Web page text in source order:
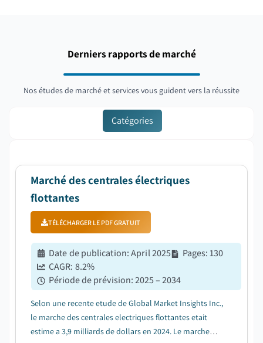
Derniers rapports de marché
Nos études de marché et services vous guident vers la réussite
Catégories
Marché des centrales électriques
flottantes
TÉLÉCHARGER LE PDF GRATUIT
Date de publication:April 2025 Pages:130
CAGR: 8.2%
Période de prévision:2025 – 2034
Selon une recente etude de Global Market Insights Inc.,
le marche des centrales electriques flottantes etait
estime a 3,9 milliards de dollars en 2024. Le marche